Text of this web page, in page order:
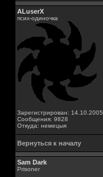
ALuserX
псих-одиночка
Зарегистрирован: 14.10.2005
Сообщения: 9828
Откуда: немецыя
Вернуться к началу
Sam Dark
Prisoner